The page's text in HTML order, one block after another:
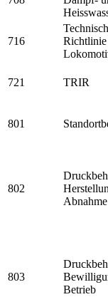
716
721 TRIR
801
802
Abnahme
803
Betrieb